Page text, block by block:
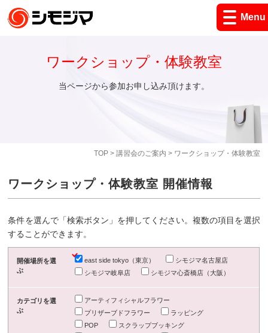
Menu
TOP> 講習会のご案内 > ワークショップ・体験教室
ワークショップ・体験教室
当ページから参加お申し込み頂けます。
ワークショップ・体験教室 開催情報
条件を選んで「検索ボタン」を押してください。複数の項目を選択
することができます。
開催場所を選
ぶ
east side tokyo（東京）
シモジマ名古屋店
シモジマ岐阜店
シモジマ心斎橋店（大阪）
カテゴリを選
ぶ
アーティフィシャルフラワー
プリザーブドフラワー
ラッピング
POP
スクラップブッキング